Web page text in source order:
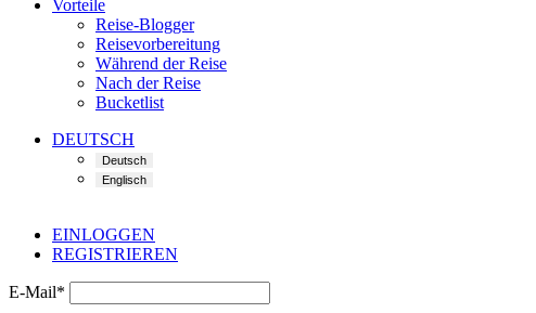
Vorteile
Reise-Blogger
Reisevorbereitung
Während der Reise
Nach der Reise
Bucketlist
DEUTSCH
EINLOGGEN
REGISTRIEREN
E-Mail*